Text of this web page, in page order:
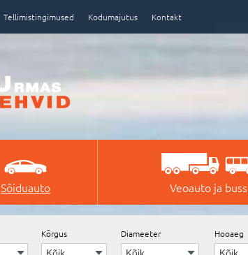
Tellimistingimused Kodumajutus Kontakt
Sõiduauto Veoauto ja buss
Kõrgus Diameeter Hooaeg
e-poe tegemine, loomine